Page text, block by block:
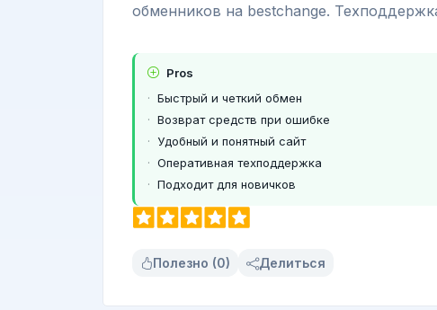
обменников на bestchange.
Pros
Быстрый и четкий обмен
Возврат средств при ошибке
Удобный и понятный сайт
Оперативная техподдержка
Подходит для новичков
Полезно (0) Делиться